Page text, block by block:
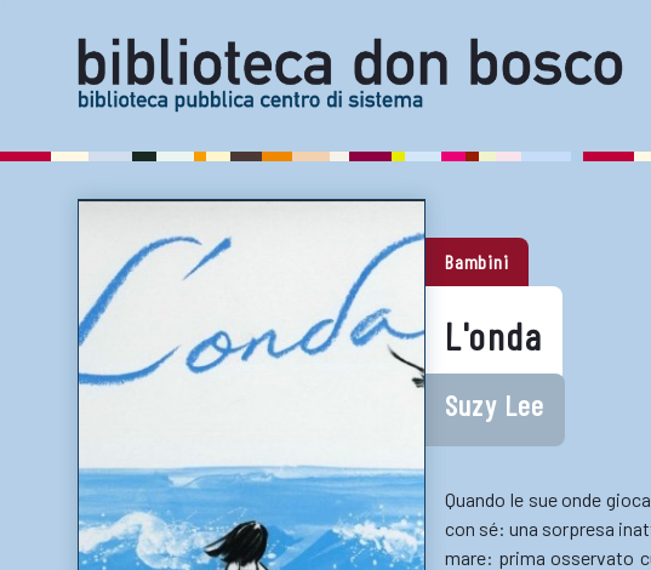
Bambini
L'onda
Suzy Lee
Quando le sue onde
con sé: una sorpresa
mare: prima osservato